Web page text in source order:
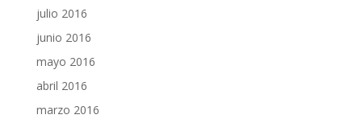
julio 2016
junio 2016
mayo 2016
abril 2016
marzo 2016